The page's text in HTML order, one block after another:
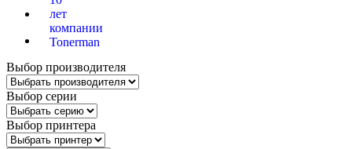
Выбор производителя
Выбор серии
Выбор принтера